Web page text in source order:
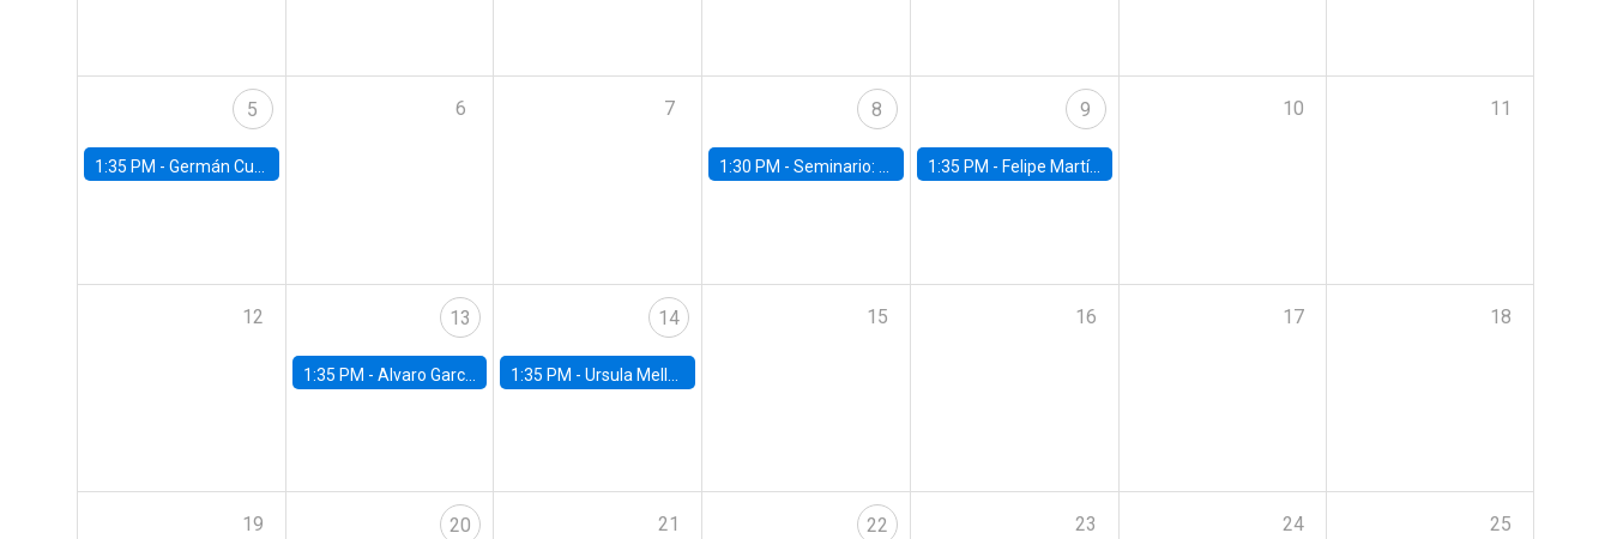
5
1:35 PM - Germán Cubas, University of Houston
6 7 8
1:30 PM -Seminario: “Recuperando la humanidad para progresar en la era de la IA»
9
1:35 PM - Felipe Martínez, alumno Doctorado en Economía UC
10 11
12 13
1:35 PM - Alvaro Garcia-Marin, Universidad de Los Andes
14
1:35 PM -Ursula Mello, Insper - Institute of Education and Research
15 16 17 18
19 20 21 22 23 24 25